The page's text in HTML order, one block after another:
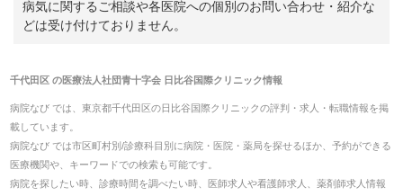
病気に関するご相談や各医院への個別のお問い合わせ・紹介な
どは受け付けておりません。
千代田区の医療法人社団青十字会 日比谷国際クリニック情報
病院なび では、 東京都千代田区の日比谷国際クリニックの評判・求人・転職情報を掲
載しています。
病院なび では市区町村別/診療科目別に病院・医院・薬局を探せるほか、予約ができる
医療機関や、キーワードでの検索も可能です。
病院を探したい時、診療時間を調べたい時、医師求人や看護師求人、薬剤師求人情報